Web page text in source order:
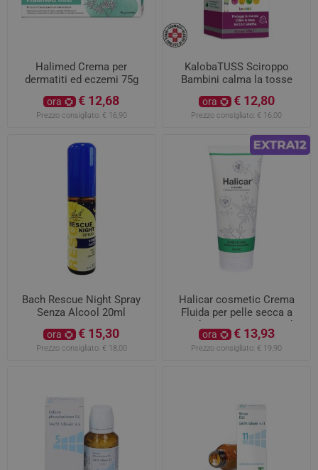
Halimed Crema per
dermatiti ed eczemi 75g
ora € 12,68
Prezzo consigliato: € 16,90
KalobaTUSS Sciroppo
Bambini calma la tosse
ora € 12,80
Prezzo consigliato: € 16,00
Bach Rescue Night Spray
Senza Alcool 20ml
ora € 15,30
Prezzo consigliato: € 18,00
Halicar cosmetic Crema
Fluida per pelle secca a
tendenza atopica 200ml
ora € 13,93
Prezzo consigliato: € 19,90